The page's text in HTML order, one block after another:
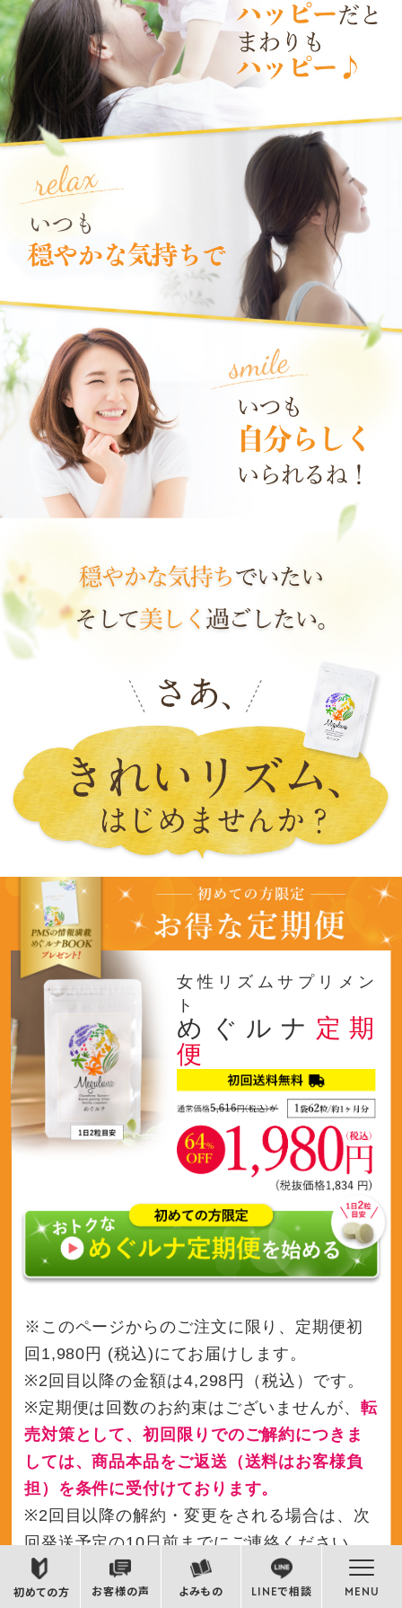
初めての方 お客様の声 よみもの LINEで相談 MENU
女性リズムサプリメン
ト
めぐルナ 定期
便
※このページからのご注文に限り、定期便初
回1,980円 (税込)にてお届けします。
※2回目以降の金額は4,298円（税込）です。
※定期便は回数のお約束はございませんが、 転
売対策として、初回限りでのご解約につきま
しては、商品本品をご返送（送料はお客様負
担）を条件に受付けております。
※2回目以降の解約・変更をされる場合は、次
回発送予定の10日前までにご連絡ください。